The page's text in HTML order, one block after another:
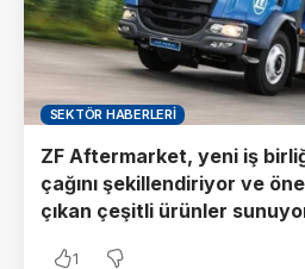
SEKTÖR HABERLERI
ZF Aftermarket, yeni iş
çağını şekillendiriyor ve öne
çıkan çeşitli ürünler
1